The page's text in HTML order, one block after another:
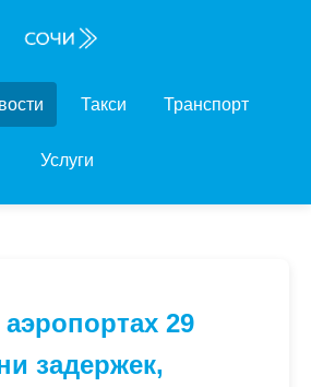
Такси Транспорт
Услуги
29
задержек,